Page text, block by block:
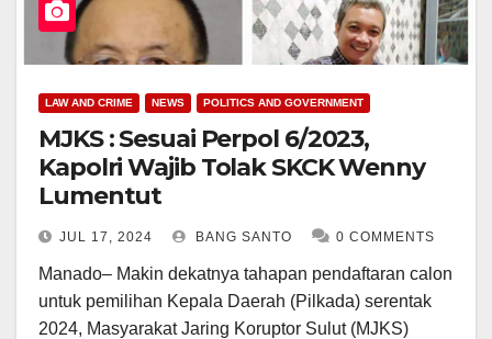
LAW AND CRIME NEWS POLITICS AND GOVERNMENT
MJKS : Sesuai Perpol 6/2023,
Kapolri Wajib Tolak SKCK Wenny
Lumentut
JUL 17, 2024 BANG SANTO 0 COMMENTS
Manado– Makin dekatnya tahapan pendaftaran calon
untuk pemilihan Kepala Daerah (Pilkada) serentak
2024, Masyarakat Jaring Koruptor Sulut (MJKS)